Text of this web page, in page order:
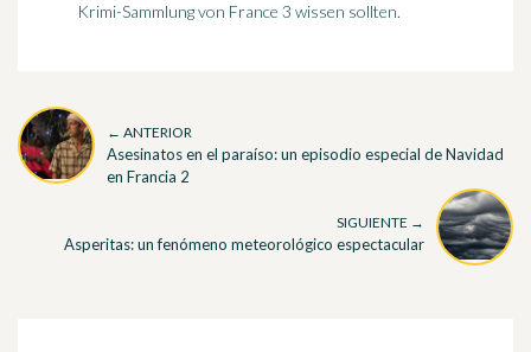
Krimi-Sammlung von France 3 wissen sollten.
← ANTERIOR
Asesinatos en el paraíso: un episodio especial de Navidad
en Francia 2
SIGUIENTE →
Asperitas: un fenómeno meteorológico espectacular